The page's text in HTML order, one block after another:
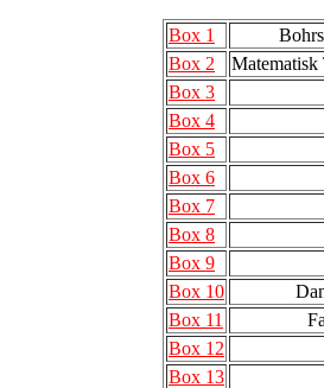
Box 1
Box 2
Box 3
Box 4
Box 5
Box 6
Box 7
Box 8
Box 9
Box 10
Box 11
Box 12
Box 13